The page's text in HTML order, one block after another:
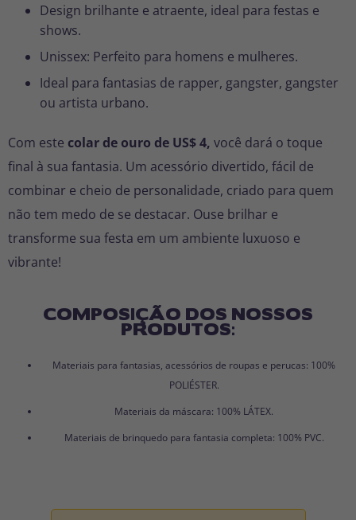
Design brilhante e atraente, ideal para festas e
shows.
Unissex: Perfeito para homens e mulheres.
Ideal para fantasias de rapper, gangster, gangster
ou artista urbano.
Com este colar de ouro de US$ 4, você dará o toque
final à sua fantasia. Um acessório divertido, fácil de
combinar e cheio de personalidade, criado para quem
não tem medo de se destacar. Ouse brilhar e
transforme sua festa em um ambiente luxuoso e
vibrante!
COMPOSIÇÃO DOS NOSSOS
PRODUTOS:
Materiais para fantasias, acessórios de roupas e perucas: 100%
POLIÉSTER.
Materiais da máscara: 100% LÁTEX.
Materiais de brinquedo para fantasia completa: 100% PVC.